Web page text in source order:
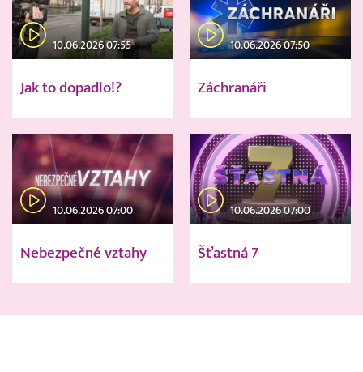
10.06.2026 07:55
Jak to dopadlo!?
10.06.2026 07:50
Záchranáři
10.06.2026 07:00
Nebezpečné vztahy
10.06.2026 07:00
Šťastná 7